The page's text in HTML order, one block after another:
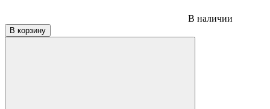
В наличии
В корзину